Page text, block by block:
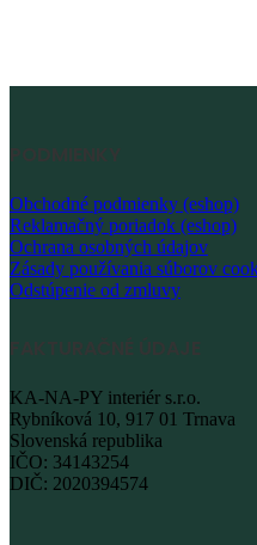
PODMIENKY
Obchodné podmienky (eshop)
Reklamačný poriadok (eshop)
Ochrana osobných údajov
Zásady používania súborov
Odstúpenie od zmluvy
FAKTURAČNÉ ÚDAJE
KA-NA-PY interiér s.r.o.
Rybníková 10, 917 01 Trnava
Slovenská republika
IČO: 34143254
DIČ: 2020394574